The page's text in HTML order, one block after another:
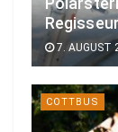
7. AUGUST
COTTBUS